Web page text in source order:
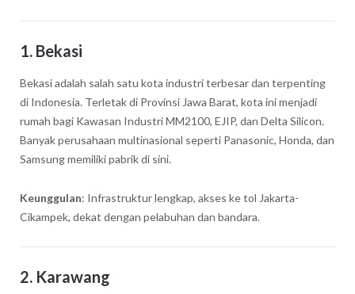
1. Bekasi
Bekasi adalah salah satu kota industri terbesar dan terpenting
di Indonesia. Terletak di Provinsi Jawa Barat, kota ini menjadi
rumah bagi Kawasan Industri MM2100, EJIP, dan Delta Silicon.
Banyak perusahaan multinasional seperti Panasonic, Honda, dan
Samsung memiliki pabrik di sini.
Keunggulan: Infrastruktur lengkap, akses ke tol Jakarta-
Cikampek, dekat dengan pelabuhan dan bandara.
2. Karawang